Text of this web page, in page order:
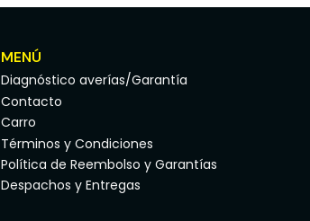
MENÚ
Diagnóstico averías/Garantía
Contacto
Carro
Términos y Condiciones
Política de Reembolso y Garantías
Despachos y Entregas